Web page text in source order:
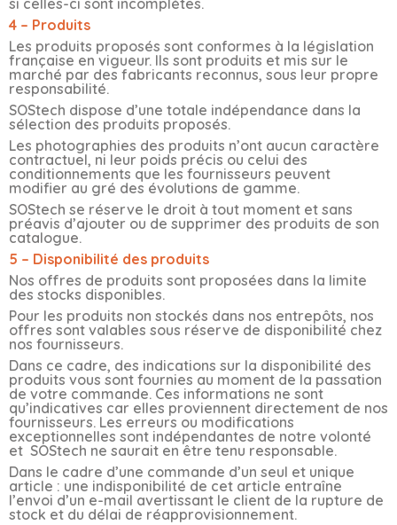
4 – Produits
Les produits proposés sont conformes à la législation
française en vigueur. Ils sont produits et mis sur le
marché par des fabricants reconnus, sous leur propre
responsabilité.
SOStech dispose d’une totale indépendance dans la
sélection des produits proposés.
Les photographies des produits n’ont aucun caractère
contractuel, ni leur poids précis ou celui des
conditionnements que les fournisseurs peuvent
modifier au gré des évolutions de gamme.
SOStech se réserve le droit à tout moment et sans
préavis d’ajouter ou de supprimer des produits de son
catalogue.
5 – Disponibilité des produits
Nos offres de produits sont proposées dans la limite
des stocks disponibles.
Pour les produits non stockés dans nos entrepôts, nos
offres sont valables sous réserve de disponibilité chez
nos fournisseurs.
Dans ce cadre, des indications sur la disponibilité des
produits vous sont fournies au moment de la passation
de votre commande. Ces informations ne sont
qu’indicatives car elles proviennent directement de nos
fournisseurs. Les erreurs ou modifications
exceptionnelles sont indépendantes de notre volonté
et SOStech ne saurait en être tenu responsable.
Dans le cadre d’une commande d’un seul et unique
article : une indisponibilité de cet article entraîne
l’envoi d’un e-mail avertissant le client de la rupture de
stock et du délai de réapprovisionnement.